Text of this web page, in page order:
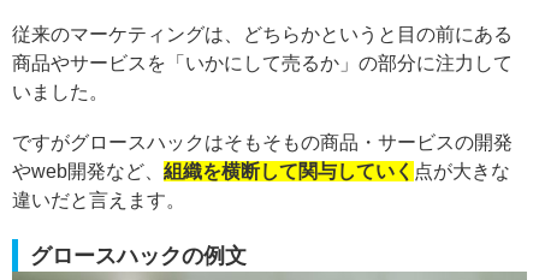
従来のマーケティングは、どちらかというと目の前にある
商品やサービスを「いかにして売るか」の部分に注力して
いました。
ですがグロースハックはそもそもの商品・サービスの開発
やweb開発など、 組織を横断して関与していく 点が大きな
違いだと言えます。
グロースハックの例文